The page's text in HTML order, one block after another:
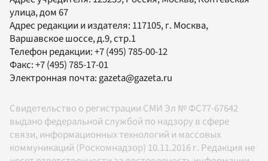
улица, дом 67
Адрес редакции и издателя: 117105, г. Москва,
Варшавское шоссе, д.9, стр.1
Телефон редакции:+7 (495) 785-00-12
Факс:+7 (495) 785-17-01
Электронная почта: gazeta@gazeta.ru
Свидетельство о регистрации СМИ Эл № ФС77-67642
выдано федеральной службой по надзору в сфере
связи, информационных технологий и массовых
коммуникаций (Роскомнадзор) 10.11.2016 г. Редакция не